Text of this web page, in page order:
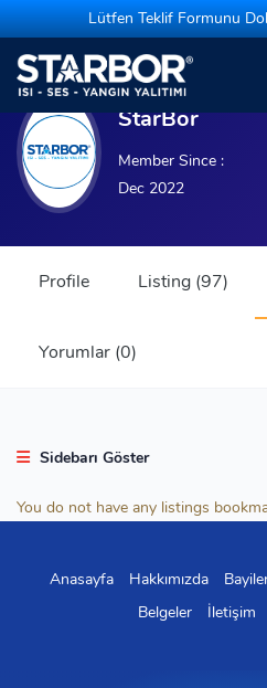
Lütfen Teklif Formunu
StarBor
Member Since :
Dec 2022
Profile Listing (97)
Yorumlar (0)
Sidebarı Göster
You do not have any listings
Anasayfa Hakkımızda
Belgeler
İletişim